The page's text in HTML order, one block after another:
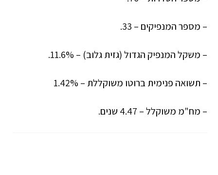
– מספר המנפיקים – 33.
– משקל המנפיק הגדול (גזית גלוב) – 11.6%.
– תשואה פנימית ברוטו משוקללת – 1.42%
– מח"מ משוקלל – 4.47 שנים.